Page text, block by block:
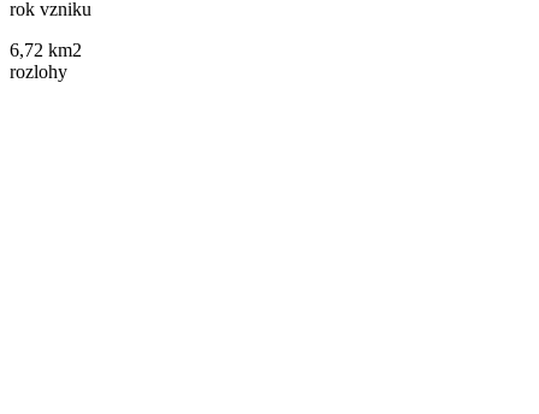
rok vzniku
6,72 km2
rozlohy